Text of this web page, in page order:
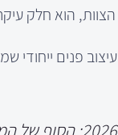
הוא חלק
עיצוב פנים